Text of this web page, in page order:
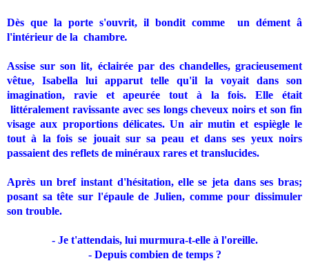
Dès que la porte s'ouvrit, il bondit comme
un dément â
l'intérieur de la chambre.
Assise sur son lit, éclairée par des chandelles, gracieusement
vêtue, Isabella lui apparut telle qu'il la voyait dans son
imagination, ravie et apeurée tout à la fois. Elle était
littéralement ravissante avec ses longs cheveux noirs et son fin
visage aux proportions délicates. Un air mutin et espiègle le
tout à la fois se jouait sur sa peau et dans ses yeux noirs
passaient des reflets de minéraux rares et translucides.
Après un bref instant d'hésitation, elle se jeta dans ses bras;
posant sa tête sur l'épaule de Julien, comme pour dissimuler
son trouble.
- Je t'attendais, lui murmura-t-elle à l'oreille.
- Depuis combien de temps ?